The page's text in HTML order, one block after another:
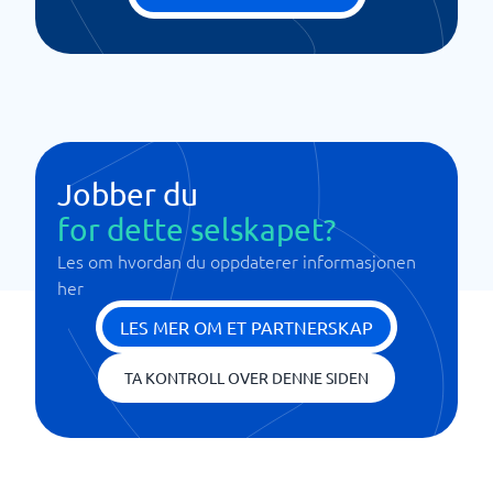
Jobber du
for dette selskapet?
Les om hvordan du oppdaterer informasjonen
her
LES MER OM ET PARTNERSKAP
TA KONTROLL OVER DENNE SIDEN